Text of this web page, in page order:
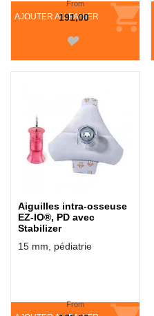
AJOUTER AU PANIER
From
191,00
Aiguilles intra-osseuse
EZ-IO®, PD avec
Stabilizer
15 mm, pédiatrie
From